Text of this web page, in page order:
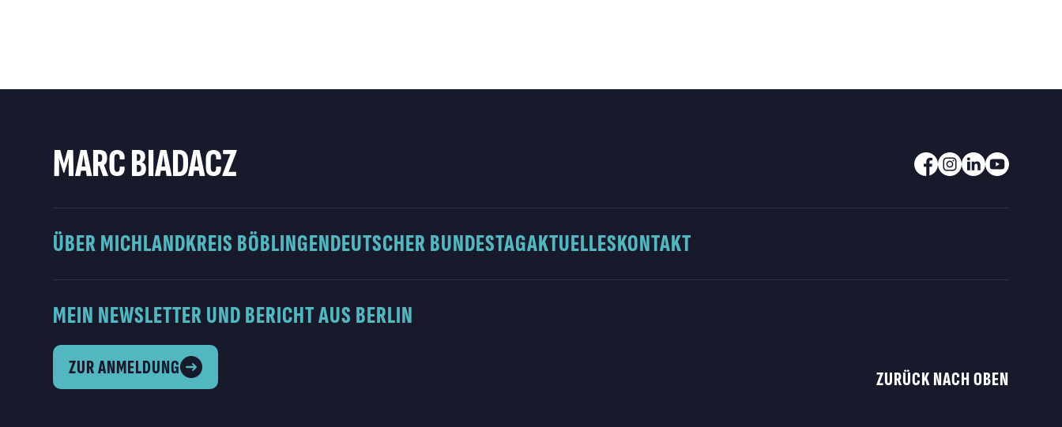
MARC BIADACZ
ÜBER MICHLANDKREIS BÖBLINGENDEUTSCHER BUNDESTAGAKTUELLESKONTAKT
MEIN NEWSLETTER UND BERICHT AUS BERLIN
ZUR ANMELDUNG
ZURÜCK NACH OBEN